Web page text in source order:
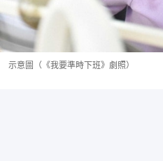
示意圖（《我要準時下班》劇照）